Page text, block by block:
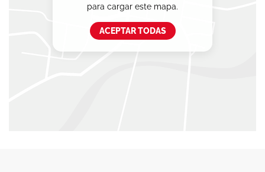
para cargar este mapa.
ACEPTAR TODAS